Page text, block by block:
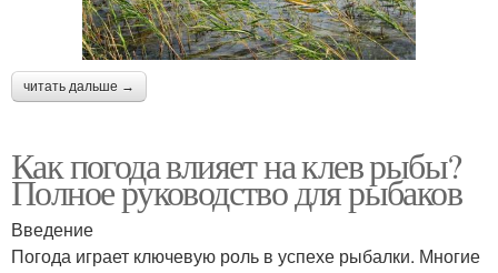
читать дальше →
Как погода влияет на клев рыбы?
Полное руководство для рыбаков
Введение
Погода играет ключевую роль в успехе рыбалки. Многие